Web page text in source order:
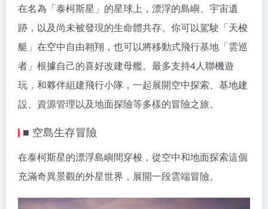
在名為「泰柯斯星」的星球上，漂浮的島嶼、宇宙遺
跡，以及尚未被發現的生命體共存。你可以駕駛「天梭
艇」在空中自由翱翔，也可以將移動式飛行基地「雲巡
者」根據自己的喜好改建母艦。最多支持4人聯機遊
玩，和夥伴組建飛行小隊，一起展開空中探索、基地建
設、資源管理以及地面探險等多樣的冒險之旅。
■ 空島生存冒險
在泰柯斯星的漂浮島嶼間穿梭，從空中和地面探索這個
充滿奇異景觀的外星世界，展開一段雲端冒險。